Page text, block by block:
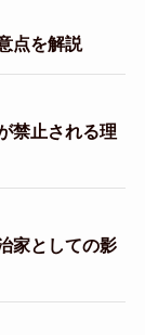
点を解説
禁止される理
家としての影